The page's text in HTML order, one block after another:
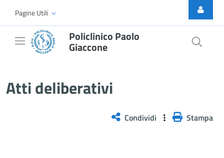
Skip to Main Content
Pagine Utili
Policlinico Paolo
Giaccone
Atti deliberativi
Condividi Stampa